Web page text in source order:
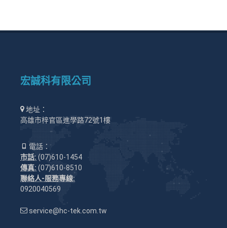
宏誠科有限公司
地址：
高雄市梓官區進學路72號1樓
電話：
市話: (07)610-1454
傳真: (07)610-8510
聯絡人-服務專線:
0920040569
service@hc-tek.com.tw